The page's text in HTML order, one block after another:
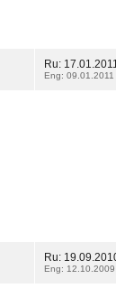
Ru:
Eng: 09.01.2011
Ru:
Eng: 12.10.2009